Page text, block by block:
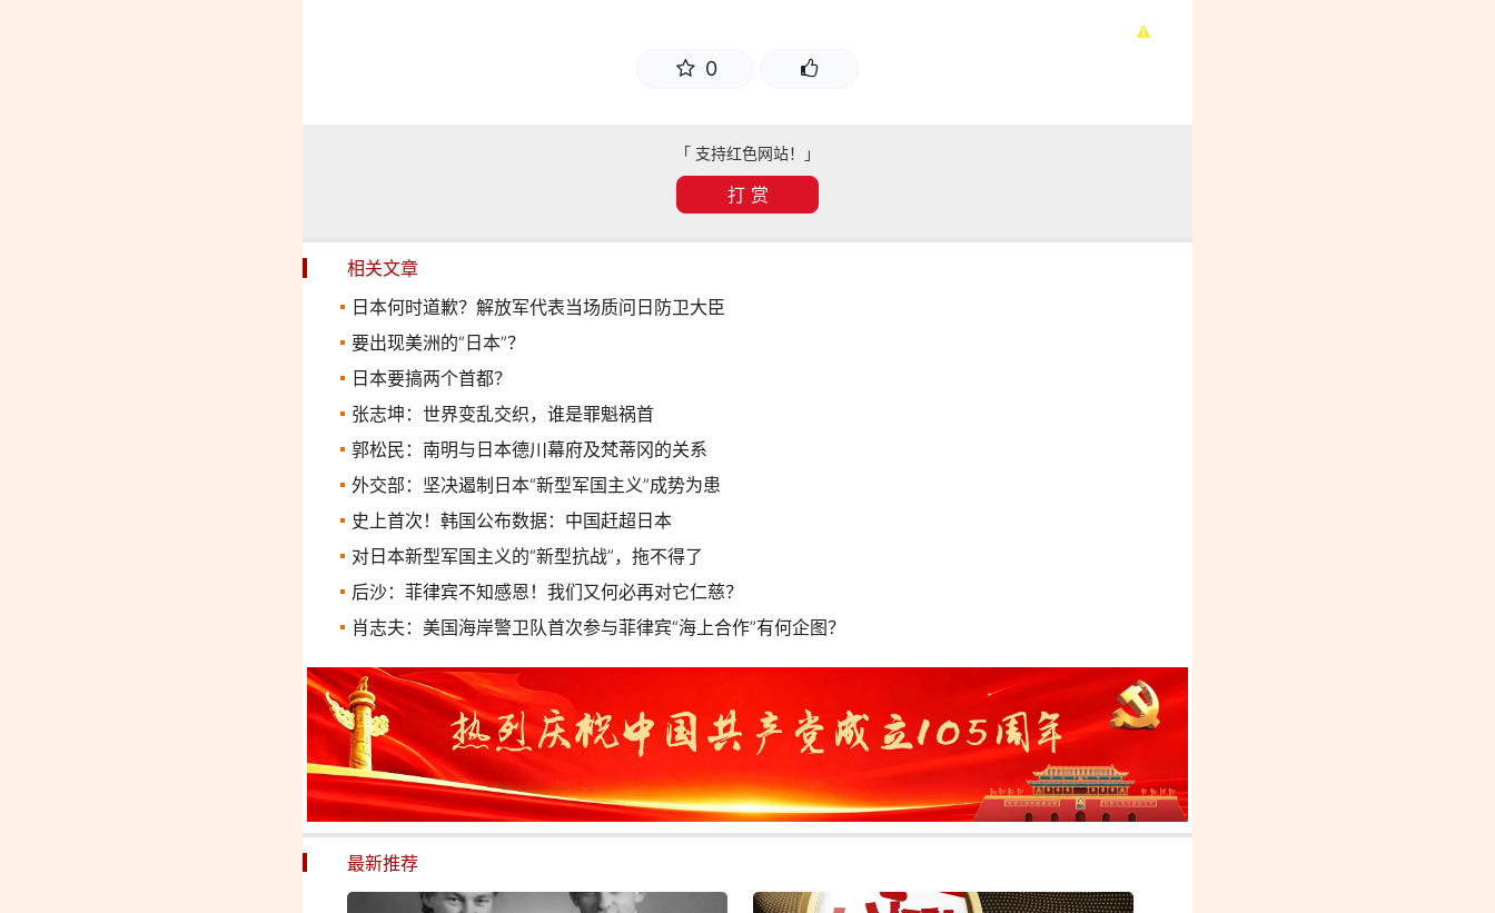
0
「 支持红色网站！」
打 赏
相关文章
日本何时道歉？解放军代表当场质问日防卫大臣
要出现美洲的“日本”？
日本要搞两个首都？
张志坤：世界变乱交织，谁是罪魁祸首
郭松民：南明与日本德川幕府及梵蒂冈的关系
外交部：坚决遏制日本“新型军国主义”成势为患
史上首次！韩国公布数据：中国赶超日本
对日本新型军国主义的“新型抗战”，拖不得了
后沙：菲律宾不知感恩！我们又何必再对它仁慈？
肖志夫：美国海岸警卫队首次参与菲律宾“海上合作”有何企图？
最新推荐